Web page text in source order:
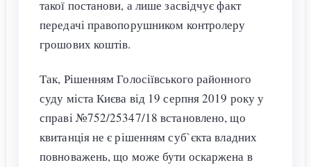
такої постанови, а лише засвідчує факт
передачі правопорушником контролеру
грошових коштів.
Так, Рішенням Голосіївського районного
суду міста Києва від 19 серпня 2019 року у
справі №752/25347/18 встановлено, що
квитанція не є рішенням суб`єкта владних
повноважень, що може бути оскаржена в